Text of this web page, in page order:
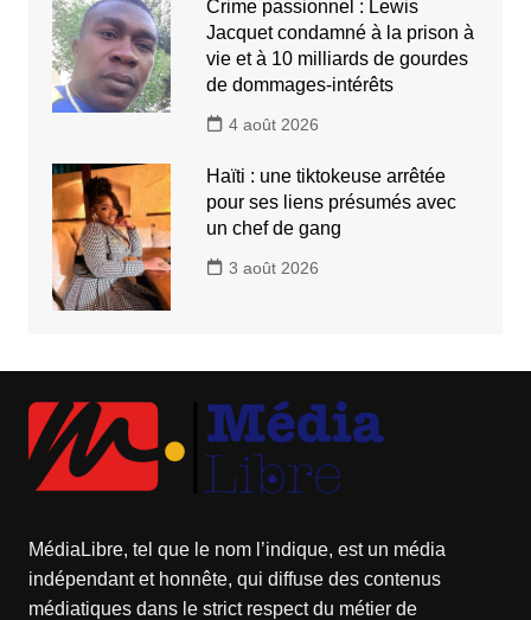
Crime passionnel : Lewis
Jacquet condamné à la prison à
vie et à 10 milliards de gourdes
de dommages-intérêts
4 août 2026
Haïti : une tiktokeuse arrêtée
pour ses liens présumés avec
un chef de gang
3 août 2026
MédiaLibre, tel que le nom l’indique, est un média
indépendant et honnête, qui diffuse des contenus
médiatiques dans le strict respect du métier de